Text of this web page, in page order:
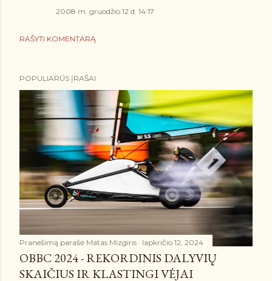
2008 m. gruodžio 12 d. 14:17
RAŠYTI KOMENTARĄ
POPULIARŪS ĮRAŠAI
Pranešimą parašė Matas Mizgiris lapkričio 12, 2024
OBBC 2024 - REKORDINIS DALYVIŲ
SKAIČIUS IR KLASTINGI VĖJAI